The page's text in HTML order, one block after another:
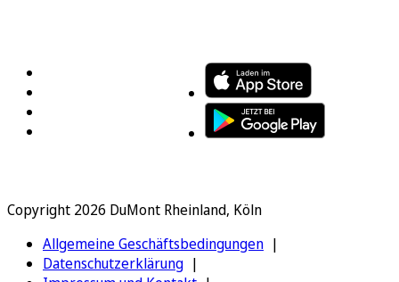
Copyright 2026 DuMont Rheinland, Köln
Allgemeine Geschäftsbedingungen
Datenschutzerklärung